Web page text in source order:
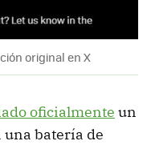
original en X
oficialmente un
batería de